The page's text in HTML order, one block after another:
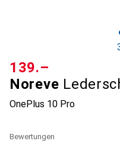
Noreve
OnePlus 10 Pro
CHF
139.–
Bewertungen